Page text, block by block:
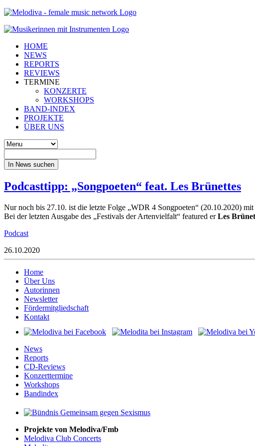
HOME
NEWS
REPORTS
REVIEWS
TERMINE
KONZERTE
WORKSHOPS
BAND-INDEX
PROJEKTE
ÜBER UNS
In News suchen
Podcasttipp: „Songpoeten“ feat. Les Brünettes
Nur noch bis 27.10. ist die letzte Folge „WDR 4 Songpoeten“ (20.10.2020)
Bei der letzten Ausgabe des „Festivals der Artenvielfalt“ featured erLes
Podcast
26.10.2020
Home
Über Uns
Autorinnen
Newsletter
Fördermitgliedschaft
Kontakt
News
Reports
CD-Reviews
Konzerttermine
Workshops
Bandindex
Projekte von Melodiva/Fmb
Melodiva Club Concerts